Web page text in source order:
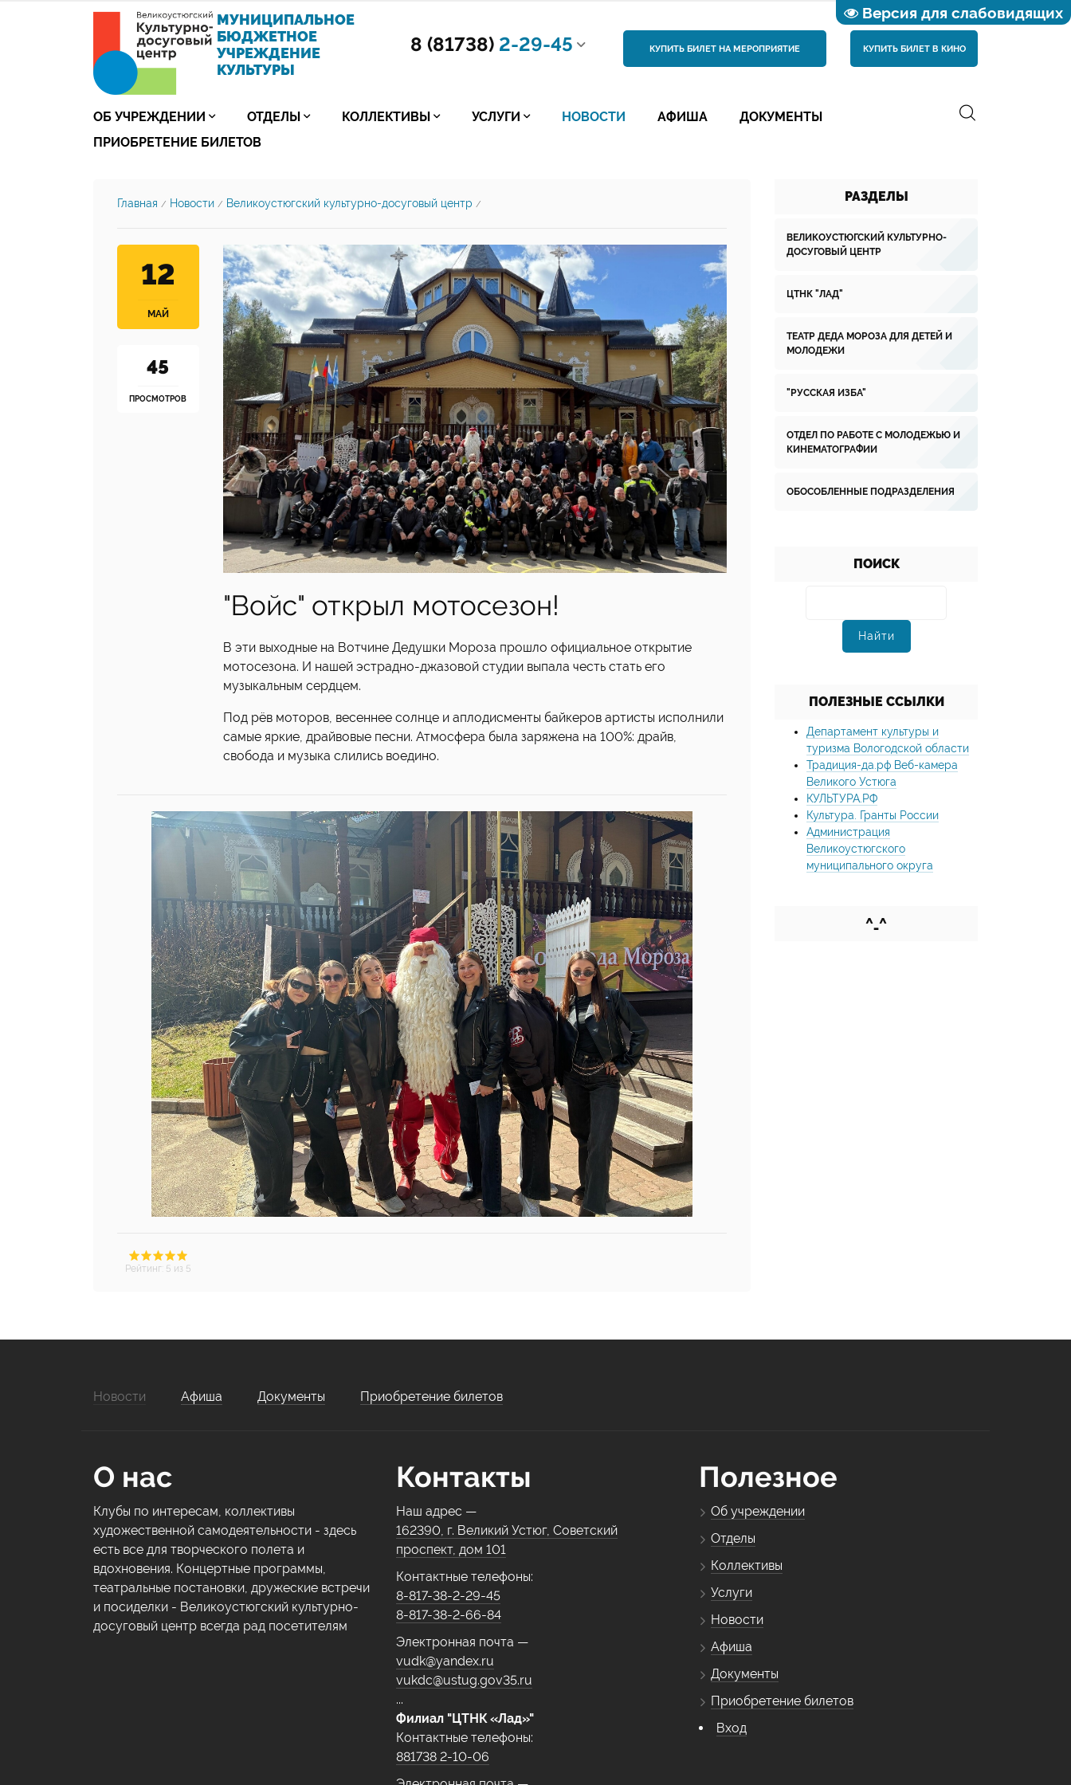
Версия для слабовидящих
МУНИЦИПАЛЬНОЕ
БЮДЖЕТНОЕ
УЧРЕЖДЕНИЕ
КУЛЬТУРЫ
8 (81738) 2-29-45 КУПИТЬ БИЛЕТ НА МЕРОПРИЯТИЕ КУПИТЬ БИЛЕТ В КИНО
ОБ УЧРЕЖДЕНИИ ОТДЕЛЫ КОЛЛЕКТИВЫ УСЛУГИ НОВОСТИ АФИША
ДОКУМЕНТЫ
ПРИОБРЕТЕНИЕ БИЛЕТОВ
Главная / Новости / Великоустюгский культурно-досуговый центр /
12
МАЙ
45
ПРОСМОТРОВ
"Войс" открыл мотосезон!
В эти выходные на Вотчине Дедушки Мороза прошло официальное открытие
мотосезона. И нашей эстрадно-джазовой студии выпала честь стать его
музыкальным сердцем.
Под рёв моторов, весеннее солнце и аплодисменты байкеров артисты исполнили
самые яркие, драйвовые песни. Атмосфера была заряжена на 100%: драйв,
свобода и музыка слились воедино.
Рейтинг: 5 из 5
РАЗДЕЛЫ
ВЕЛИКОУСТЮГСКИЙ КУЛЬТУРНО-
ДОСУГОВЫЙ ЦЕНТР
ЦТНК "ЛАД"
ТЕАТР ДЕДА МОРОЗА ДЛЯ ДЕТЕЙ И
МОЛОДЕЖИ
"РУССКАЯ ИЗБА"
ОТДЕЛ ПО РАБОТЕ С МОЛОДЕЖЬЮ И
КИНЕМАТОГРАФИИ
ОБОСОБЛЕННЫЕ ПОДРАЗДЕЛЕНИЯ
ПОИСК
ПОЛЕЗНЫЕ ССЫЛКИ
Департамент культуры и
туризма Вологодской области
Традиция-да.рф Веб-камера
Великого Устюга
КУЛЬТУРА.РФ
Культура. Гранты России
Администрация
Великоустюгского
муниципального округа
^_^
Новости Афиша Документы Приобретение билетов
О нас
Клубы по интересам, коллективы
художественной самодеятельности - здесь
есть все для творческого полета и
вдохновения. Концертные программы,
театральные постановки, дружеские встречи
и посиделки - Великоустюгский культурно-
досуговый центр всегда рад посетителям
Контакты
Наш адрес —
162390, г. Великий Устюг, Советский
проспект, дом 101
Контактные телефоны:
8-817-38-2-29-45
8-817-38-2-66-84
Электронная почта —
vudk@yandex.ru
vukdc@ustug.gov35.ru
...
Филиал "ЦТНК «Лад»"
Контактные телефоны:
881738 2-10-06
Полезное
Об учреждении
Отделы
Коллективы
Услуги
Новости
Афиша
Документы
Приобретение билетов
Вход